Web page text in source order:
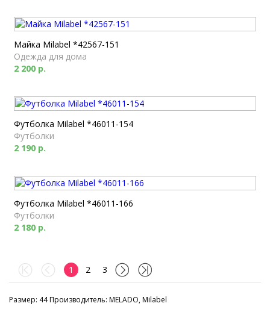
Майка Milabel *42567-151
Одежда для дома
2 200 р.
Футболка Milabel *46011-154
Футболки
2 190 р.
Футболка Milabel *46011-166
Футболки
2 180 р.
1 2 3
Размер: 44 Производитель: MELADO, Milabel